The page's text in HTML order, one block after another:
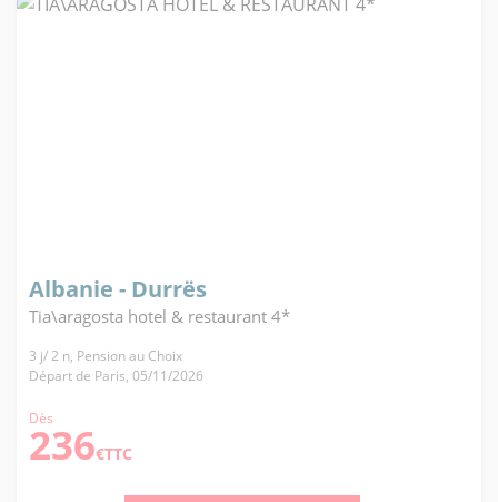
Albanie - Durrës
Tia\aragosta hotel & restaurant 4*
3 j/ 2 n, Pension au Choix
Départ de Paris, 05/11/2026
Dès
236€TTC